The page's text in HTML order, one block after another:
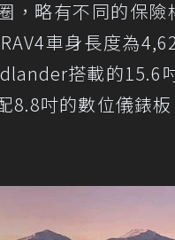
，略有不同的保險
車身長度為
搭載的15.6
8.8吋的數位儀錶